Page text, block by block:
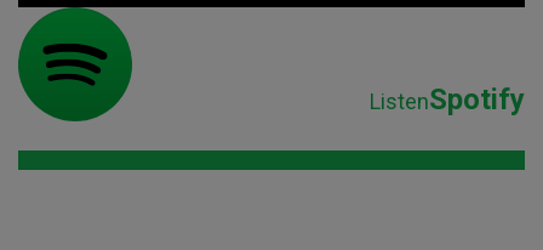
ListenSpotify